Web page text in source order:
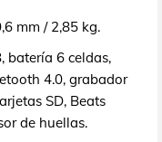
mm / 2,85 kg.
batería 6 celdas,
4.0, grabador
SD, Beats
de huellas.